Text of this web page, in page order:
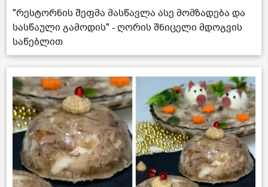
"რესტორნის შეფმა მასწავლა ასე მომზადება და
სასწაული გამოდის" - ღორის შნიცელი მდოგვის
საწებლით